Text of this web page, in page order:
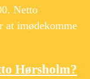
Netto
at imødekomme
Hørsholm?